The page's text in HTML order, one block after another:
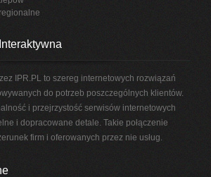
IPR.PL to szereg internetowych rozwiązań
do potrzeb poszczególnych klientów.
i przejrzystość serwisów internetowych
i dopracowane detale. Takie połączenie
firm i oferowanych przez nie usług.